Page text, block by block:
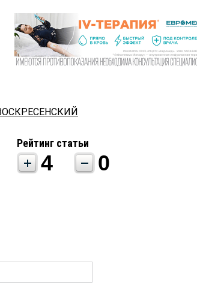
Рейтинг статьи
4 0